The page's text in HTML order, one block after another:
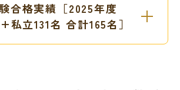
合格実績［2025年度
私立131名 合計165名］